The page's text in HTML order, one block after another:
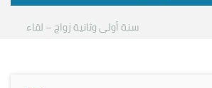
سنة أولى وثانية زواج – لقاء مع